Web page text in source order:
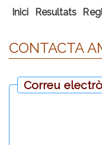
Inici Resultats
CONTACTA
Correu